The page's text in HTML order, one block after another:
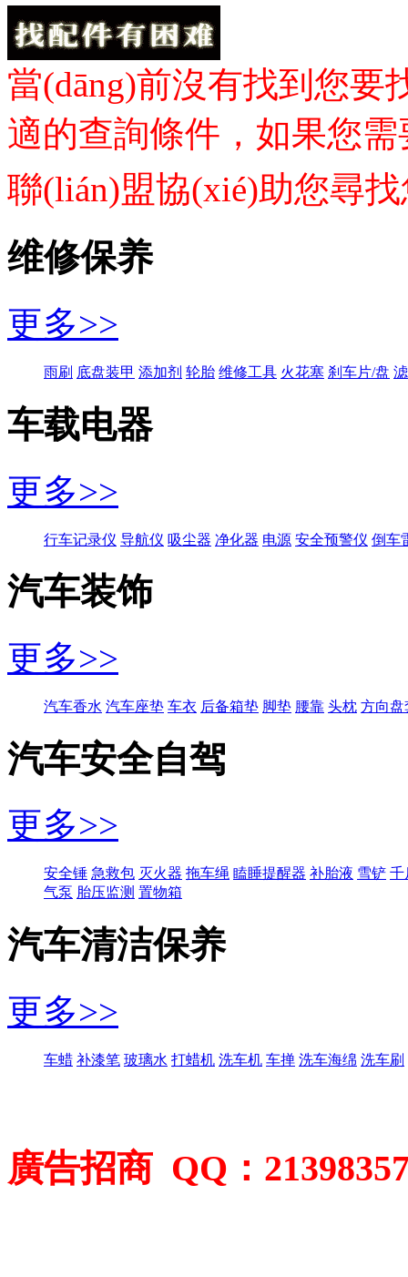
當(dāng)前沒有找到您要
適的查詢條件，如果您
聯(lián)盟協(xié)助您尋找您
维修保养
更多>>
雨刷 底盘装甲 添加剂 轮胎 维修工具 火花塞 刹车片/盘
车载电器
更多>>
行车记录仪 导航仪 吸尘器 净化器 电源 安全预警仪 倒车
汽车装饰
更多>>
汽车香水 汽车座垫 车衣 后备箱垫 脚垫 腰靠 头枕 方向盘
汽车安全自驾
更多>>
安全锤 急救包 灭火器 拖车绳 瞌睡提醒器 补胎液 雪铲 千
气泵 胎压监测 置物箱
汽车清洁保养
更多>>
车蜡 补漆笔 玻璃水 打蜡机 洗车机 车掸 洗车海绵 洗车刷
廣告招商 QQ：